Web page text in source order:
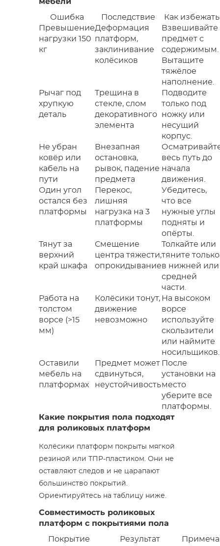
Ошибка Последствие
Как избежать
Превышение
нагрузки 150
кг
Деформация
платформ,
заклинивание
колёсиков
Взвешивайте
предмет с
содержимым.
Вытащите
тяжёлое
наполнение.
Рычаг под
хрупкую
деталь
Трещина в
стекле, слом
декоративного
элемента
Подводите
только под
ножку или
несущий
корпус.
Не убран
ковёр или
кабель на
пути
Внезапная
остановка,
рывок, падение
предмета
весь путь до
начала
движения.
Один угол
остался без
платформы
Перекос,
лишняя
нагрузка на 3
платформы
Убедитесь,
что все
нужные углы
подняты и
опёрты.
Тянут за
верхний
край шкафа
Смещение
центра тяжести,
опрокидывание
Толкайте или
тяните только
в нижней или
средней
части.
Работа на
толстом
ворсе (>15
мм)
Колёсики тонут,
движение
невозможно
На высоком
ворсе
используйте
скользители
или наймите
носильщиков.
Оставили
мебель на
платформах
Предмет может
сдвинуться,
неустойчивость
После
установки на
место
уберите все
платформы.
Какие покрытия пола подходят
для роликовых платформ
Колёсики платформ покрыты мягкой
резиной или ТПР-пластиком. Они не
оставляют следов и не царапают
большинство покрытий.
Ориентируйтесь на таблицу ниже.
Совместимость роликовых
платформ с покрытиями пола
Покрытие Результат